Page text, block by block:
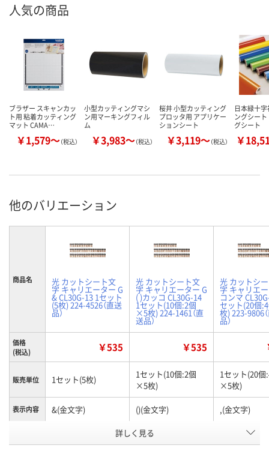
人気の商品
ブラザー スキャンカッ
ト用 粘着カッティング
マット CAMA…
￥1,579～（税込）
小型カッティングマシ
ン用マーキングフィル
ム
￥3,983～（税込）
桜井 小型カッティング
プロッタ用 アプリケー
ションシート
￥3,119～（税込）
日本緑十
ングシー
グシート
￥
他のバリエーション
商品名 光 カットシート文
字 キャリエーター G
& CL30G-13 1セット
(5枚) 224-4526（直送
品）
光 カットシート文
字 キャリエーター G
( )カッコ CL30G-14
1セット(10個:2個
×5枚) 224-1461（直
送品）
光 カットシ
字 キャリエ
コンマ
セット(20個
枚) 223-9806
品）
価格
(税込)
￥535 ￥535
販売単位 1セット(5枚)
1セット(10個:2個
×5枚)
1セット(20個
×5枚)
表示内容 &(金文字) ()(金文字) ,(金文字)
AW76514 AW78412
詳しく見る